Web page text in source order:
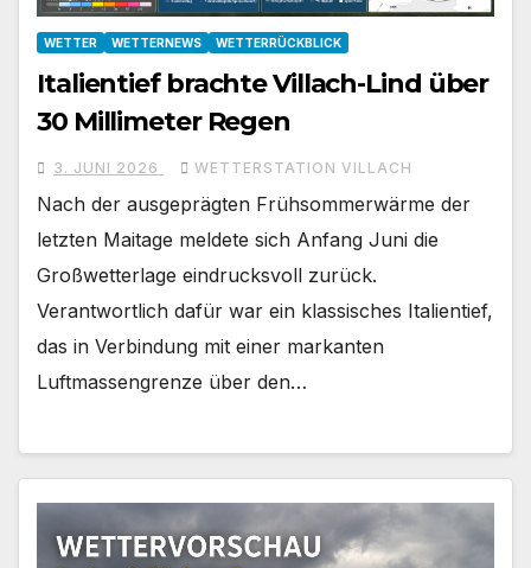
WETTER WETTERNEWS WETTERRÜCKBLICK
Italientief brachte Villach-Lind über
30 Millimeter Regen
3. JUNI 2026 WETTERSTATION VILLACH
Nach der ausgeprägten Frühsommerwärme der
letzten Maitage meldete sich Anfang Juni die
Großwetterlage eindrucksvoll zurück.
Verantwortlich dafür war ein klassisches Italientief,
das in Verbindung mit einer markanten
Luftmassengrenze über den…